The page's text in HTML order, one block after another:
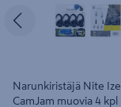
Edellinen
Narunkiristäjä Nite Ize
CamJam muovia 4 kpl